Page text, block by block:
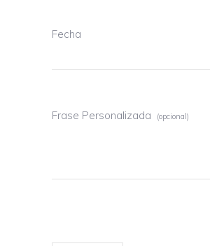
Fecha
Frase Personalizada (opcional)